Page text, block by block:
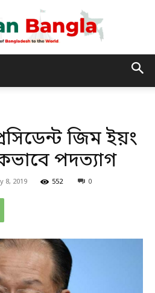
Bangla
জিম ইয়ং
পদত্যাগ
8, 2019 552 0